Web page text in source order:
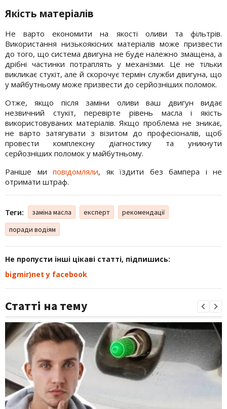
Якість матеріалів
Не варто економити на якості оливи та фільтрів.
Використання низькоякісних матеріалів може призвести
до того, що система двигуна не буде належно змащена, а
дрібні частинки потраплять у механізми. Це не тільки
викликає стукіт, але й скорочує термін служби двигуна, що
у майбутньому може призвести до серйозніших поломок.
Отже, якщо після заміни оливи ваш двигун видає
незвичний стукіт, перевірте рівень масла і якість
використовуваних матеріалів. Якщо проблема не зникає,
не варто затягувати з візитом до професіоналів, щоб
провести комплексну діагностику та уникнути
серйозніших поломок у майбутньому.
Раніше ми повідомляли, як їздити без бампера і не
отримати штраф.
Теги: заміна масла експерт
рекомендації
поради водіям
Не пропусти інші цікаві статті, підпишись:
bigmir)net у facebook
Статті на тему